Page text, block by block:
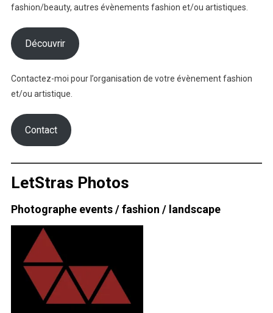
fashion/beauty, autres évènements fashion et/ou artistiques.
Découvrir
Contactez-moi pour l’organisation de votre évènement fashion
et/ou artistique.
Contact
LetStras Photos
Photographe events / fashion / landscape